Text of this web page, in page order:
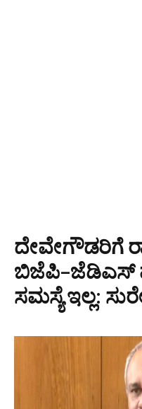
ದೇವೇಗೌಡರಿಗೆ
ಬಿಜೆಪಿ–ಜೆಡಿಎಸ್
ಸಮಸ್ಯೆ ಇಲ್ಲ: